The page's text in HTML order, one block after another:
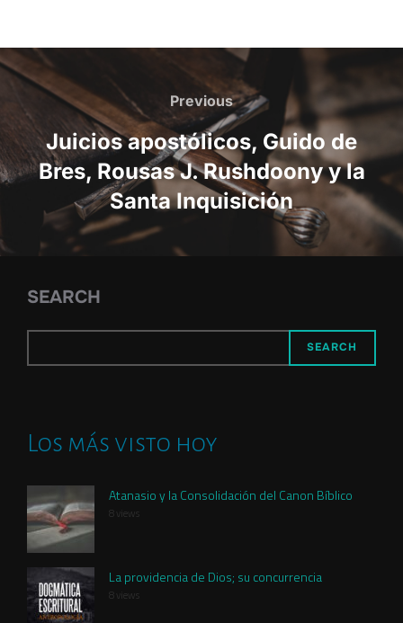
Post
navigation
Previous
Previous
Juicios apostólicos, Guido de
Bres, Rousas J. Rushdoony y la
Santa Inquisición
SEARCH
SEARCH
Los más visto hoy
Atanasio y la Consolidación del Canon Bíblico
8 views
La providencia de Dios; su concurrencia
8 views